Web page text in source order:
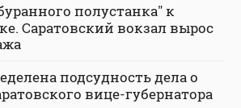
полустанка" к
Саратовский вокзал вырос
подсудность дела о
вице-губернатора